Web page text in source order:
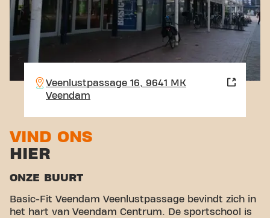
Veenlustpassage 16, 9641 MK
Veendam
VIND ONS
HIER
ONZE BUURT
Basic-Fit Veendam Veenlustpassage bevindt zich in
het hart van Veendam Centrum. De sportschool is